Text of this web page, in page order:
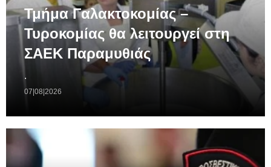
Τμήμα Γαλακτοκομίας –
Τυροκομίας θα λειτουργεί στη
ΣΑΕΚ Παραμυθιάς
.
07|08|2026